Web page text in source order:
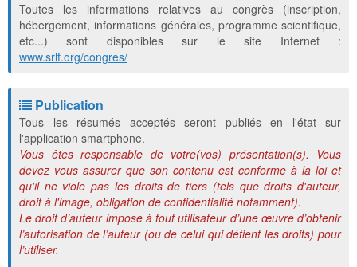
Toutes les informations relatives au congrès (inscription,
hébergement, informations générales, programme scientifique,
etc...) sont disponibles sur le site Internet :
www.srlf.org/congres/
Publication
Tous les résumés acceptés seront publiés en l'état sur
l'application smartphone.
Vous êtes responsable de votre(vos) présentation(s). Vous
devez vous assurer que son contenu est conforme à la loi et
qu'il ne viole pas les droits de tiers (tels que droits d'auteur,
droit à l'image, obligation de confidentialité notamment).
Le droit d’auteur impose à tout utilisateur d’une œuvre d’obtenir
l’autorisation de l’auteur (ou de celui qui détient les droits) pour
l’utiliser.